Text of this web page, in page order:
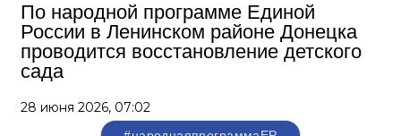
По народной программе Единой
России в Ленинском районе Донецка
проводится восстановление детского
сада
28 июня 2026, 07:02